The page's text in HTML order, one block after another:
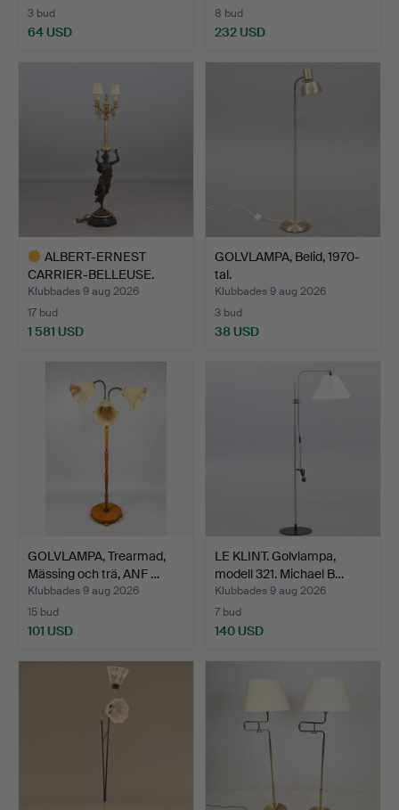
3 bud
64 USD
8 bud
232 USD
ALBERT-ERNEST
CARRIER-BELLEUSE.
KANDELABER…
Klubbades 9 aug 2026
17 bud
1 581 USD
GOLVLAMPA, Belid, 1970-
tal.
Klubbades 9 aug 2026
3 bud
38 USD
GOLVLAMPA, Trearmad,
Mässing och trä, ANF …
Klubbades 9 aug 2026
15 bud
101 USD
LE KLINT. Golvlampa,
modell 321. Michael B…
Klubbades 9 aug 2026
7 bud
140 USD